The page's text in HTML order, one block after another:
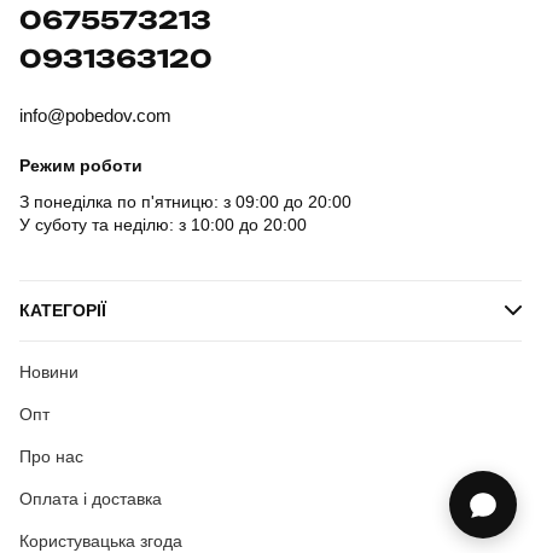
0675573213
0931363120
info@pobedov.com
Режим роботи
З понеділка по п'ятницю: з 09:00 до 20:00
У суботу та неділю: з 10:00 до 20:00
КАТЕГОРІЇ
Новини
Опт
Про нас
Оплата і доставка
Користувацька згода